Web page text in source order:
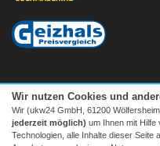
Wir nutzen Cookies und
Wir (ukw24 GmbH, 61200
jederzeit möglich) um Ihnen mit
Technologien, alle Inhalte dieser